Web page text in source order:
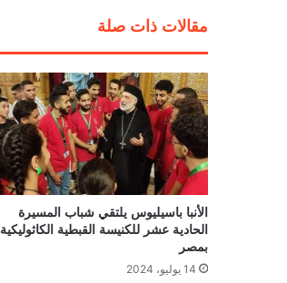
مقالات ذات صلة
الأنبا باسيليوس يلتقي شباب المسيرة
الحادية عشر للكنيسة القبطية الكاثوليكية
بمصر
14 يوليو، 2024